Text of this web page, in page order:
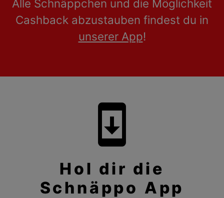
Alle Schnäppchen und die Möglichkeit
Cashback abzustauben findest du in
unserer App!
system_update
Hol dir die
Schnäppo App